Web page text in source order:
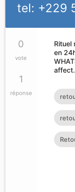
tel: +229
0
vote
1
réponse
Rituel
en